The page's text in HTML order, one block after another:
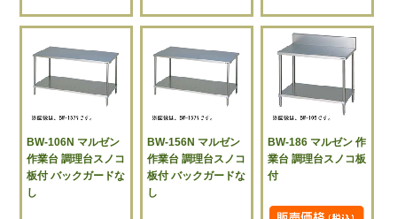
BW-106N マルゼン
作業台 調理台スノコ
板付 バックガードな
し
BW-156N マルゼン
作業台 調理台スノコ
板付 バックガードな
し
BW-186 マルゼン 作
業台 調理台スノコ板
付